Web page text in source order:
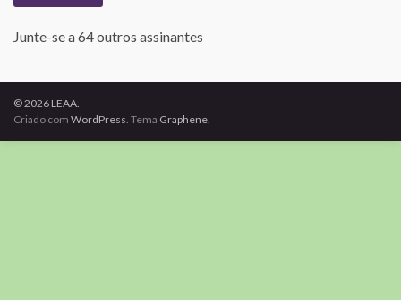
Junte-se a 64 outros assinantes
© 2026 LEAA.
Criado com WordPress . Tema Graphene